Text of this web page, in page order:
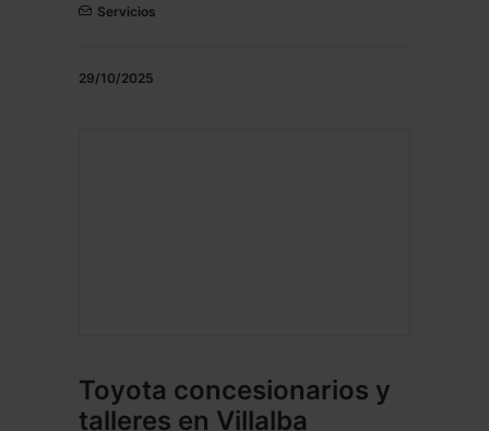
Servicios
29/10/2025
Toyota concesionarios y
talleres en Villalba